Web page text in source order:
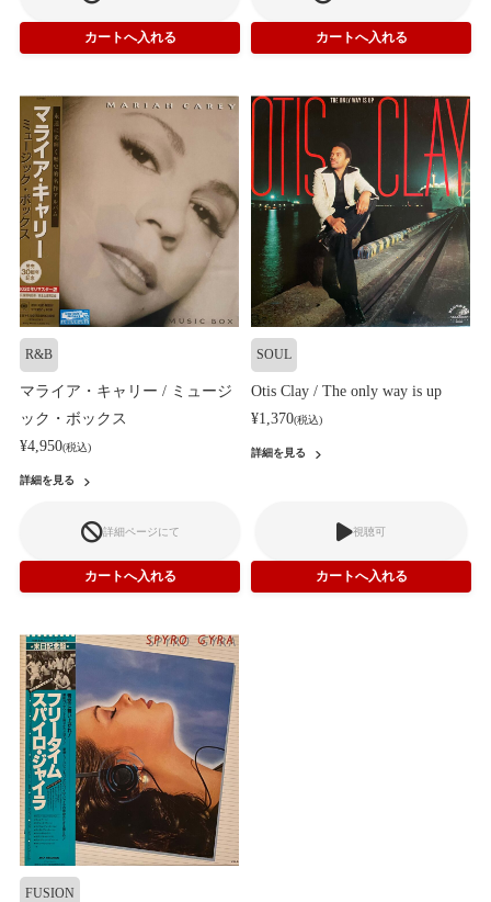
R&B
マライア・キャリー / ミュージ
ック・ボックス
¥4,950(税込)
詳細を見る
詳細ページにて
SOUL
Otis Clay / The only way is up
¥1,370(税込)
詳細を見る
視聴可
FUSION